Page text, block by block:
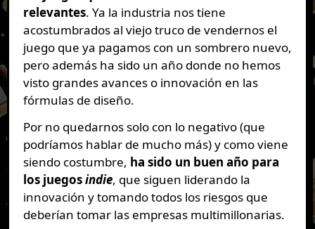
relevantes. Ya la industria nos tiene
acostumbrados al viejo truco de vendernos el
juego que ya pagamos con un sombrero nuevo,
pero además ha sido un año donde no hemos
visto grandes avances o innovación en las
fórmulas de diseño.
Por no quedarnos solo con lo negativo (que
podríamos hablar de mucho más) y como viene
siendo costumbre, ha sido un buen año para
los juegosindie, que siguen liderando la
innovación y tomando todos los riesgos que
deberían tomar las empresas multimillonarias.